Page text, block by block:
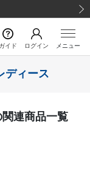
ガイド ログイン メニュー
ディース
連商品一覧